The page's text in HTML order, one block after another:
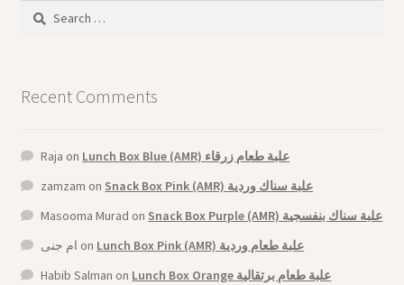
Search
Recent Comments
Raja on
Lunch Box Blue (AMR) علبة طعام زرقاء
zamzam on
Snack Box Pink (AMR) علبة سناك وردية
Masooma Murad on
Snack Box Purple (AMR) علبة سناك بنفسجية
ام جنى on
Lunch Box Pink (AMR) علبة طعام وردية
Habib Salman on Lunch Box Orange علبة طعام برتقالية